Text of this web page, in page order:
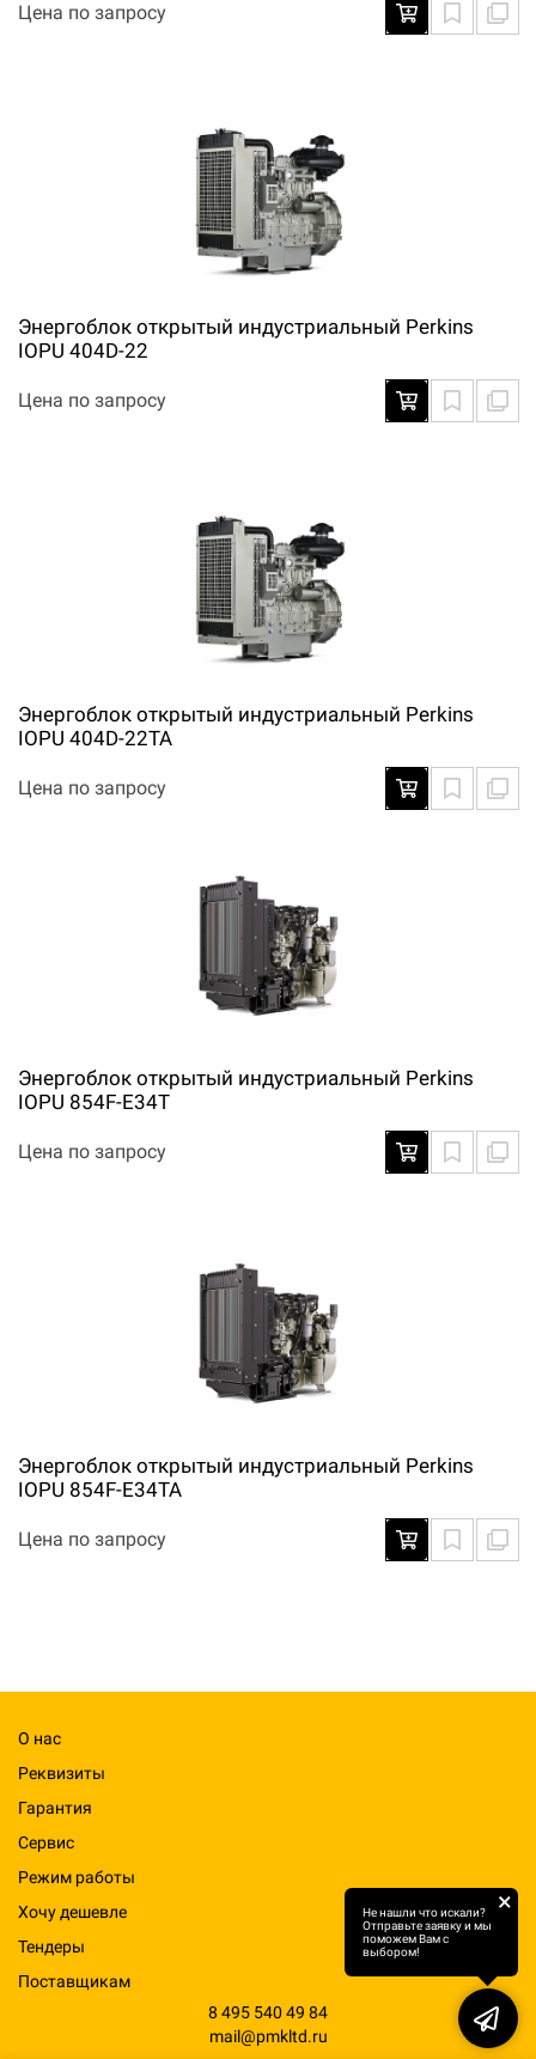
Цена по запросу
Энергоблок открытый индустриальный Perkins
IOPU 404D-22
Цена по запросу
Энергоблок открытый индустриальный Perkins
IOPU 404D-22TA
Цена по запросу
Энергоблок открытый индустриальный Perkins
IOPU 854F-E34T
Цена по запросу
Энергоблок открытый индустриальный Perkins
IOPU 854F-E34TA
Цена по запросу
О нас
Реквизиты
Гарантия
Сервис
Режим работы
Хочу дешевле
Тендеры
Поставщикам
8 495 540 49 84
mail@pmkltd.ru
Не нашли что искали?
Отправьте заявку и мы
поможем Вам с
выбором!
×